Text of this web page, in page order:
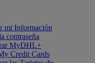
mi Información
contraseña
MyDHL+
Credit Cards